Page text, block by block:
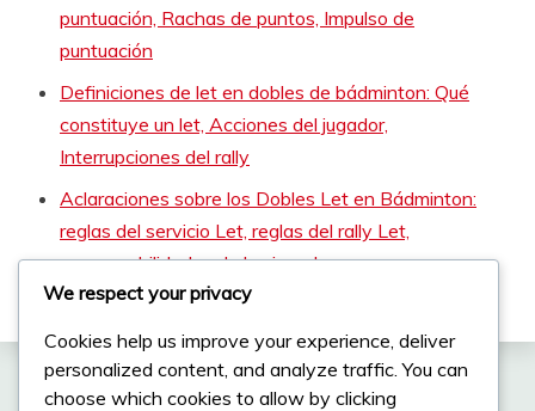
puntuación, Rachas de puntos, Impulso de
puntuación
Definiciones de let en dobles de bádminton: Qué
constituye un let, Acciones del jugador,
Interrupciones del rally
Aclaraciones sobre los Dobles Let en Bádminton:
reglas del servicio Let, reglas del rally Let,
responsabilidades de los jugadores
Related Posts
We respect your privacy
Cookies help us improve your experience, deliver
personalized content, and analyze traffic. You can
choose which cookies to allow by clicking